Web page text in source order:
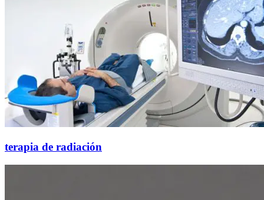
terapia de radiación